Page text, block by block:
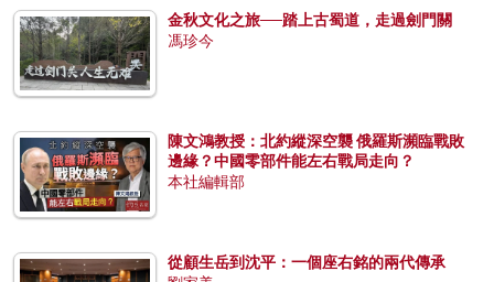
金秋文化之旅──踏上古蜀道，走過劍門關
馮珍今
陳文鴻教授：北約縱深空襲 俄羅斯瀕臨戰敗
邊緣？中國零部件能左右戰局走向？
本社編輯部
從顧生岳到沈平：一個座右銘的兩代傳承